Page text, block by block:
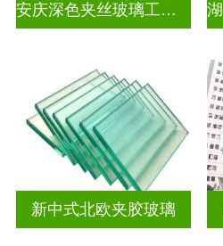
安庆深色夹丝玻璃工厂在哪里
新中式北欧夹胶玻璃